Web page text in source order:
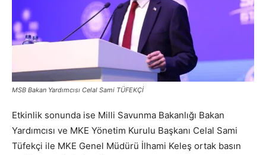
MSB Bakan Yardımcısı Celal Sami TÜFEKÇİ
Etkinlik sonunda ise Milli Savunma Bakanlığı Bakan
Yardımcısı ve MKE Yönetim Kurulu Başkanı Celal Sami
Tüfekçi ile MKE Genel Müdürü İlhami Keleş ortak basın